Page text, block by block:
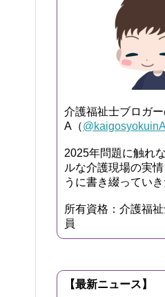
介護福祉士ブロガ
A（@kaigosyokuinA
2025年問題に触れ
ルな介護現場の実
うに書き綴ってい
所有資格：介護福
員
【最新ニュース】